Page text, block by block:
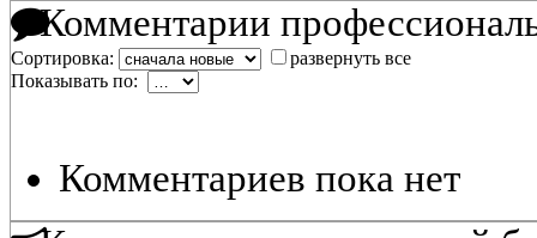
Комментарии
Сортировка:
развернуть все
Показывать по:
Комментариев пока нет